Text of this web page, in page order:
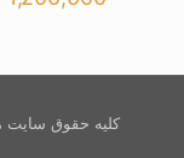
کلیه حقوق سایت